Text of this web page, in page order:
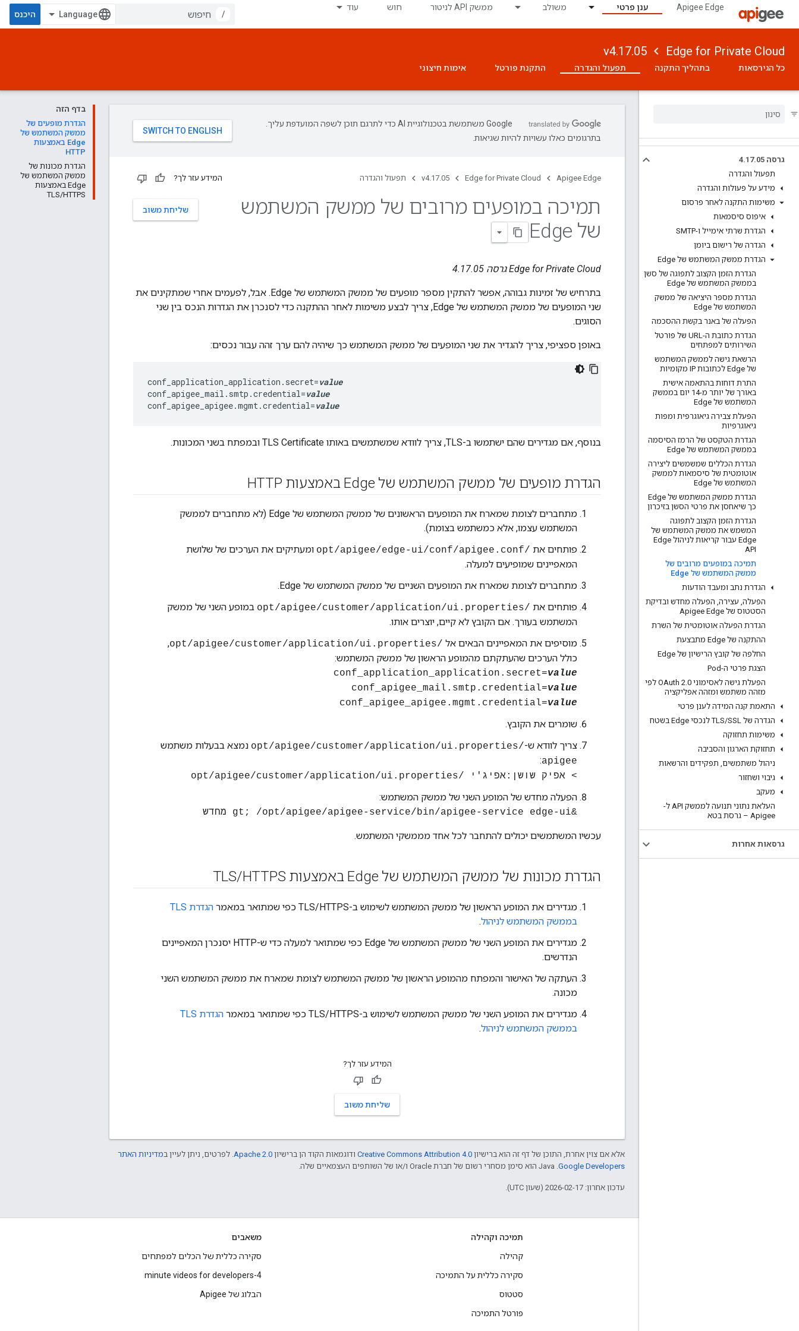
Apigee Edge ענן פרטי משולב ממשק API לניטור חוש עוד
/ היכנס
Edge for Private Cloud
v4.17.05
כל הגירסאות בתהליך התקנה תפעול והגדרה התקנת פורטל אימות חיצוני
גרסה 4 .17.05
תפעול והגדרה
מידע על פעולות והגדרה
משימות התקנה לאחר פרסום
איפוס סיסמאות
הגדרת שרתי אימייל ו-SMTP
הגדרה של רישום ביומן
הגדרת ממשק המשתמש של Edge
הגדרת הזמן הקצוב לתפוגה של סשן
בממשק המשתמש של Edge
הגדרת מספר היציאה של ממשק
המשתמש של Edge
הפעלה של באנר בקשת ההסכמה
הגדרת כתובת ה-URL של פורטל
השירותים למפתחים
הרשאת גישה לממשק המשתמש
של Edge לכתובות IP מקומיות
התרת דוחות בהתאמה אישית
באורך של יותר מ-14 יום בממשק
המשתמש של Edge
הפעלת צבירה גיאוגרפית ומפות
גיאוגרפיות
הגדרת הטקסט של הרמז הסיסמה
בממשק המשתמש של Edge
הגדרת הכללים שמשמשים ליצירה
אוטומטית של סיסמאות לממשק
המשתמש של Edge
הגדרת ממשק המשתמש של Edge
כך שיאחסן את פרטי הסשן בזיכרון
הגדרת הזמן הקצוב לתפוגה
המשמש את ממשק המשתמש של
Edge עבור קריאות לניהול Edge
API
תמיכה במופעים מרובים של
ממשק המשתמש של Edge
הגדרת נתב ומעבד הודעות
הפעלה, עצירה, הפעלה מחדש ובדיקת
הסטטוס של Apigee Edge
הגדרת הפעלה אוטומטית של השרת
ההתקנה של Edge מתבצעת
החלפה של קובץ הרישיון של Edge
הצגת פרטי ה-Pod
הפעלת גישה לאסימוני OAuth 2
.
0 לפי
מזהה משתמש ומזהה אפליקציה
התאמת קנה המידה לענן פרטי
הגדרה של TLS
/SSL לנכסי Edge בשטח
משימות תחזוקה
תחזוקת הארגון והסביבה
ניהול משתמשים, תפקידים והרשאות
גיבוי ושחזור
מעקב
העלאת נתוני תנועה לממשק API ל-
Apigee – גרסת בטא
גרסאות אחרות
בדף הזה
הגדרת מופעים של
ממשק המשתמש של
Edge באמצעות
HTTP
הגדרת מכונות של
ממשק המשתמש של
Edge באמצעות
TLS/HTTPS
‫Google משתמשת בטכנולוגיית AI כדי לתרגם תוכן לשפה המועדפת עליך.
בתרגומים כאלו עשויות להיות שגיאות.
Apigee Edge
Edge for Private Cloud
v4.17.05 תפעול והגדרה המידע עזר לך?
שליחת משוב
תמיכה במופעים מרובים של ממשק המשתמש
של Edge
Edge for Private Cloud גרסה 4.17.05
בתרחיש של זמינות גבוהה, אפשר להתקין מספר מופעים של ממשק המשתמש של Edge. אבל, לפעמים אחרי שמתקינים את
שני המופעים של ממשק המשתמש של Edge, צריך לבצע משימות לאחר ההתקנה כדי לסנכרן את הגדרות הנכס בין שני
הסוגים.
באופן ספציפי, צריך להגדיר את שני המופעים של ממשק המשתמש כך שיהיה להם ערך זהה עבור נכסים:
conf_application_application.secret=value
conf_apigee_mail.smtp.credential=value
conf_apigee_apigee.mgmt.credential=value
בנוסף, אם מגדירים שהם ישתמשו ב-TLS, צריך לוודא שמשתמשים באותו TLS Certificate ובמפתח בשני המכונות.
הגדרת מופעים של ממשק המשתמש של Edge באמצעות HTTP
מתחברים לצומת שמארח את המופעים הראשונים של ממשק המשתמש של Edge (לא מתחברים לממשק
המשתמש עצמו, אלא כמשתמש בצומת).
פותחים את /opt/apigee/edge-ui/conf/apigee.conf
ומעתיקים את הערכים של שלושת
המאפיינים שמופיעים למעלה.
מתחברים לצומת שמארח את המופעים השניים של ממשק המשתמש של Edge.
פותחים את /opt/apigee/customer/application/ui.properties
במופע השני של ממשק
המשתמש בעורך. אם הקובץ לא קיים, יוצרים אותו.
מוסיפים את המאפיינים הבאים אל /opt/apigee/customer/application/ui.properties
,
כולל הערכים שהעתקתם מהמופע הראשון של ממשק המשתמש:
conf_application_application.secret=value
conf_apigee_mail.smtp.credential=value
conf_apigee_apigee.mgmt.credential=value
שומרים את הקובץ.
צריך לוודא ש-/opt/apigee/customer/application/ui.properties נמצא בבעלות משתמש
apigee
:
> אפיק שושן:אפיג'י /opt/apigee/customer/application/ui.properties
הפעלה מחדש של המופע השני של ממשק המשתמש:
&gt; /opt/apigee/apigee-service/bin/apigee-service edge-ui מחדש
עכשיו המשתמשים יכולים להתחבר לכל אחד מממשקי המשתמש.
הגדרת מכונות של ממשק המשתמש של Edge באמצעות TLS /HTTPS
מגדירים את המופע הראשון של ממשק המשתמש לשימוש ב-TLS/HTTPS כפי שמתואר במאמר
הגדרת TLS
בממשק המשתמש לניהול.
מגדירים את המופע השני של ממשק המשתמש של Edge כפי שמתואר למעלה כדי ש-HTTP יסנכרן המאפיינים
הנדרשים.
העתקה של האישור והמפתח מהמופע הראשון של ממשק המשתמש לצומת שמארח את ממשק המשתמש השני
מכונה.
מגדירים את המופע השני של ממשק המשתמש לשימוש ב-TLS/HTTPS כפי שמתואר במאמר
הגדרת TLS
בממשק המשתמש לניהול.
המידע עזר לך?
שליחת משוב
אלא אם צוין אחרת, התוכן של דף זה הוא ברישיון Creative Commons Attribution 4.0 ודוגמאות הקוד הן ברישיון Apache 2.0. לפרטים, ניתן לעיין במדיניות האתר
Google Developers‏.‏ Java הוא סימן מסחרי רשום של חברת Oracle ו/או של השותפים העצמאיים שלה.
עדכון אחרון: 2026-02-17 (שעון UTC).
תמיכה וקהילה
קהילה
סקירה כללית על התמיכה
סטטוס
פורטל התמיכה
משאבים
סקירה כללית של הכלים למפתחים
4-minute videos for developers
הבלוג של Apigee